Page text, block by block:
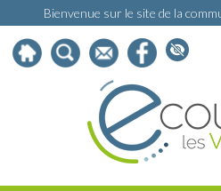
Bienvenue sur le site de la